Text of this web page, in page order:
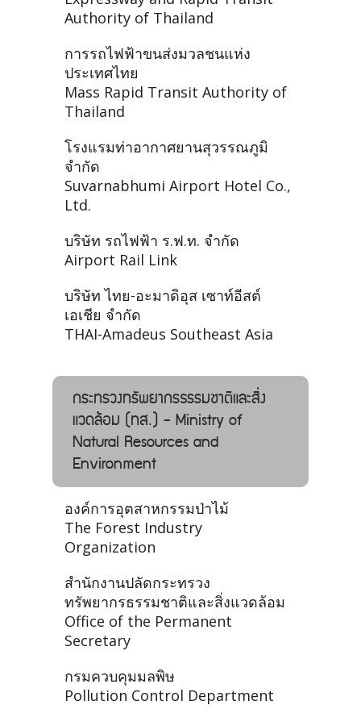
Authority of Thailand
การรถไฟฟ้าขนส่งมวลชนแห่ง
ประเทศไทย
Mass Rapid Transit Authority of
Thailand
โรงแรมท่าอากาศยานสุวรรณภูมิ
จำกัด
Suvarnabhumi Airport Hotel Co.,
Ltd.
บริษัท รถไฟฟ้า ร.ฟ.ท. จำกัด
Airport Rail Link
บริษัท ไทย-อะมาดิอุส เซาท์อีสต์
เอเชีย จำกัด
THAI-Amadeus Southeast Asia
กระทรวงทรัพยากรธรรมชาติและสิ่ง
แวดล้อม (ทส.) - Ministry of
Natural Resources and
Environment
องค์การอุตสาหกรรมป่าไม้
The Forest Industry
Organization
สำนักงานปลัดกระทรวง
ทรัพยากรธรรมชาติและสิ่งแวดล้อม
Office of the Permanent
Secretary
กรมควบคุมมลพิษ
Pollution Control Department